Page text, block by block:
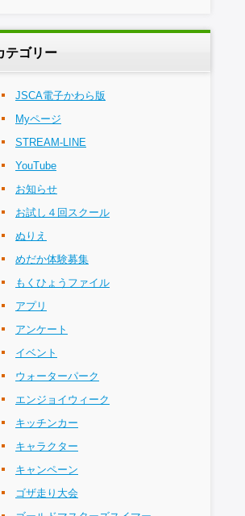
テゴリー
JSCA電子かわら版
Myページ
STREAM-LINE
YouTube
お知らせ
お試し４回スクール
ぬりえ
めだか体験募集
もくひょうファイル
アプリ
アンケート
イベント
ウォーターパーク
エンジョイウィーク
キッチンカー
キャラクター
キャンペーン
ゴザ走り大会